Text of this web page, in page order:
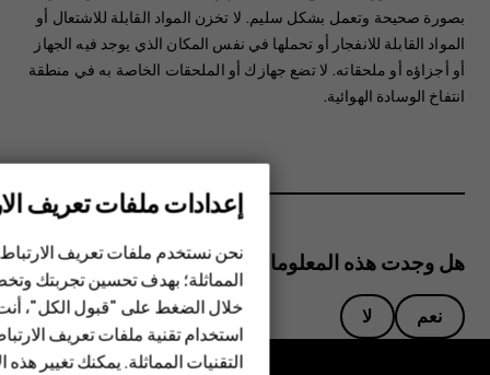
Edition
الهواتف المميزة
الأكسسوارات
بصورة صحيحة وتعمل بشكل سليم. لا تخزن المواد القابلة للاشتعال أو
المواد القابلة للانفجار أو تحملها في نفس المكان الذي يوجد فيه الجهاز
أو أجزاؤه أو ملحقاته. ‏‫لا تضع جهازك أو الملحقات الخاصة به في منطقة
انتفاخ الوسادة الهوائية.‬
هل وجدت هذه المعلومات مفيدة؟
نعم لا
إعدادات ملفات تعريف
نحن نستخدم ملفات تعريف
المماثلة؛ بهدف تحسين تجربتك
خلال الضغط على "قبول الكل"،
استخدام تقنية ملفات تعريف
التقنيات المماثلة. يمكنك تغيير